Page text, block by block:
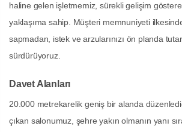
haline gelen işletmemiz, sürekli gelişim
yaklaşıma sahip. Müşteri memnuniyeti
sapmadan, istek ve arzularınızı ön planda
sürdürüyoruz.
Davet Alanları
20.000 metrekarelik geniş bir alanda
çıkan salonumuz, şehre yakın olmanın yanı